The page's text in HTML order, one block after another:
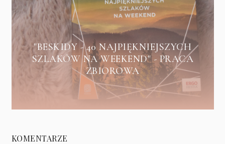
"BESKIDY - 40 NAJPIĘKNIEJSZYCH
SZLAKÓW NA WEEKEND" - PRACA
ZBIOROWA
KOMENTARZE